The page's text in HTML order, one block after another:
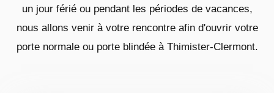
un jour férié ou pendant les périodes de vacances,
nous allons venir à votre rencontre afin d'ouvrir votre
porte normale ou porte blindée à Thimister-Clermont.